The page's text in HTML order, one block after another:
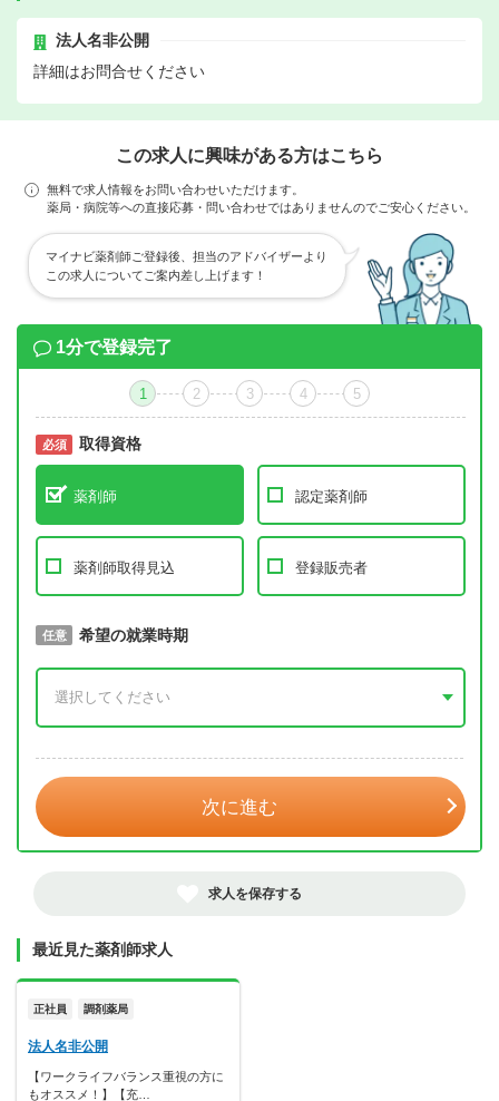
法人名非公開
詳細はお問合せください
この求人に興味がある方はこちら
無料で求人情報をお問い合わせいただけます。
薬局・病院等への直接応募・問い合わせではありませんのでご安心ください。
マイナビ薬剤師ご登録後、担当のアドバイザーより
この求人についてご案内差し上げます！
1分で登録完了
1 2 3 4 5
必須 取得資格
薬剤師 認定薬剤師
薬剤師取得見込 登録販売者
必須 取得予定年
任意 希望の就業時期
次に進む
求人を保存する
最近見た薬剤師求人
正社員 調剤薬局
法人名非公開
【ワークライフバランス重視の方に
もオススメ！】【充…